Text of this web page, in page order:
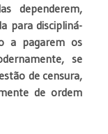
dependerem,
para discipliná-
a pagarem os
se
de censura,
de ordem